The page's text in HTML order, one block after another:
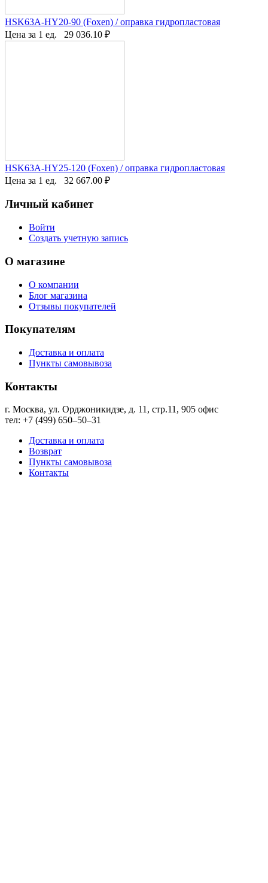
HSK63A-HY20-90 (Foxen) / оправка гидропластовая
Цена за 1 ед.
29 036.10 ₽
HSK63A-HY25-120 (Foxen) / оправка гидропластовая
Цена за 1 ед.
32 667.00 ₽
Личный кабинет
Войти
Создать учетную запись
О магазине
О компании
Блог магазина
Отзывы покупателей
Покупателям
Доставка и оплата
Пункты самовывоза
Контакты
г. Москва, ул. Орджоникидзе, д. 11, стр.11, ​905 офис
тел: +7 (499) 650‒50‒31
Доставка и оплата
Возврат
Пункты самовывоза
Контакты